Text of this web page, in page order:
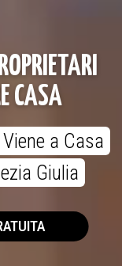
CASA
a Casa
Giulia